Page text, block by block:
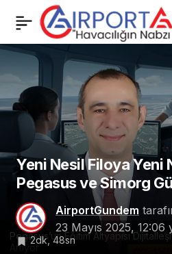
Pegasus’un Eğitim Altyapısı
Artıyor
Yeni Nesil Filoya Yeni
Pegasus ve Simorg
AirportGundem
23 Mayıs 2025, 12:06
2dk, 48sn
Türkiye’nin Tartışmalı
Uçakları Satılıyor: THK
CL-215’ler E-Satış’ta!